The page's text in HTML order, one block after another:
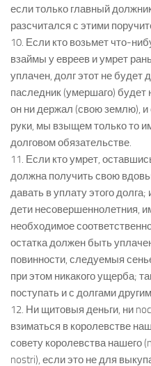
если только главный
разсчитался с этими
10. Если кто возьмет что-
взаймы у евреев и умрет
уплачен, долг этот не будет
паследник (умершаго) будет
он ни держал (свою землю), и
руки, мы взыщем только то
долговом обязательстве.
11. Если кто умрет,
должна получить свою
давать в уплату этого
дети несовершеннолетния,
необходимое
остатка должен быть
повинности, следуемыя
при этом никакого ущерба;
поступать и с долгами
12. Ни щитовыя деньги, ни
взиматься в королевстве
совету королевства нашего
nostri), если это не для